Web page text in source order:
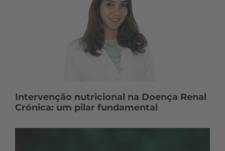
Intervenção nutricional na Doença Renal
Crónica: um pilar fundamental